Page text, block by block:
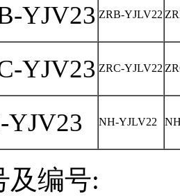
YJV23 ZRB-YJLV22
YJV23 ZRC-YJLV22
YJV23 NH-YJLV22
及编号: